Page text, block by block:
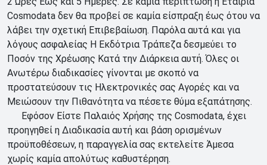
Cosmodata δεν θα προβεί σε καμία είσπραξη έως ότου να
λάβει την σχετική Επιβεβαίωση. Παρόλα αυτά και για
λόγους ασφαλείας Η Εκδότρια Τράπεζα δεσμεύει το
Ποσόν της Χρέωσης Κατά την Διάρκεια αυτή. Όλες οι
Ανωτέρω διαδικασίες γίνονται με σκοπό να
προστατεύσουν τις Ηλεκτρονικές σας Αγορές και να
Μειώσουν την Πιθανότητα να πέσετε θύμα εξαπάτησης.
Εφόσον Είστε Παλαιός Χρήσης της Cosmodata, έχει
προηγηθεί η Διαδικασία αυτή και βάση ορισμένων
προϋποθέσεων, η παραγγελία σας εκτελείτε Άμεσα
χωρίς καμία απολύτως καθυστέρηση.